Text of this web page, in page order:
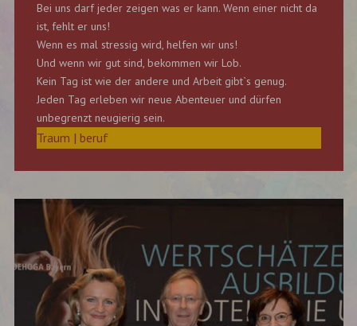
Bei uns darf jeder zeigen was er kann. Wenn einer nicht da
ist, fehlt er uns!
Wenn es mal stressig wird, helfen wir uns!
Und wenn wir gut sind, bekommen wir Lob.
Kein Tag ist wie der andere und Arbeit gibt`s genug.
Jeden Tag erleben wir neue Abenteuer und dürfen
unbegrenzt neugierig sein.
Traum | beruf